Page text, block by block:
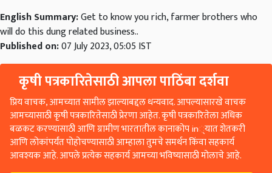
English Summary:Get to know you rich, farmer brothers who
will do this dung related business..
Published on:07 July 2023, 05:05 IST
कृषी पत्रकारितेसाठी आपला पाठिंबा दर्शवा
प्रिय वाचक, आमच्यात सामील झाल्याबद्दल धन्यवाद. आपल्यासारखे वाचक
आमच्यासाठी कृषी पत्रकारितेसाठी प्रेरणा आहेत. कृषी पत्रकारितेला अधिक
बळकट करण्यासाठी आणि ग्रामीण भारतातील कानाकोप in्यात शेतकरी
आणि लोकांपर्यंत पोहोचण्यासाठी आम्हाला तुमचे समर्थन किंवा सहकार्य
आवश्यक आहे. आपले प्रत्येक सहकार्य आमच्या भविष्यासाठी मोलाचे आहे.